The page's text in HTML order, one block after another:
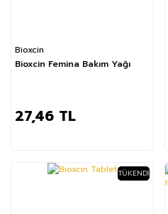
Bioxcin
Bioxcin Femina Bakım Yağı
27,46 TL
TÜKENDI